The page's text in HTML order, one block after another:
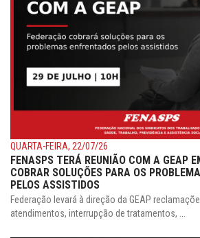
QUARTA-FEIRA, 22/07/26
FENASPS TERÁ REUNIÃO COM A GEAP
COBRAR SOLUÇÕES PARA OS
PELOS ASSISTIDOS
Federação levará à direção da GEAP
atendimentos, interrupção de tratamentos, ...